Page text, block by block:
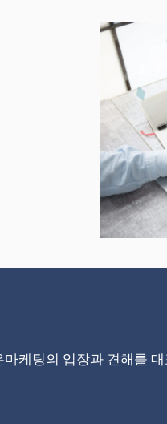
케팅의 입장과 견해를